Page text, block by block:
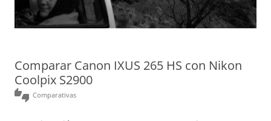
Comparar Canon IXUS 265 HS con Nikon
Coolpix S2900
thumbs_up_down Comparativas